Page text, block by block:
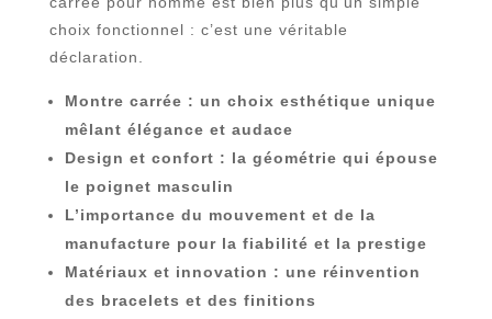
choix fonctionnel : c’est une véritable
déclaration.
Montre carrée : un choix esthétique unique
mêlant élégance et audace
Design et confort : la géométrie qui épouse
le poignet masculin
L’importance du mouvement et de la
manufacture pour la fiabilité et la prestige
Matériaux et innovation : une réinvention
des bracelets et des finitions